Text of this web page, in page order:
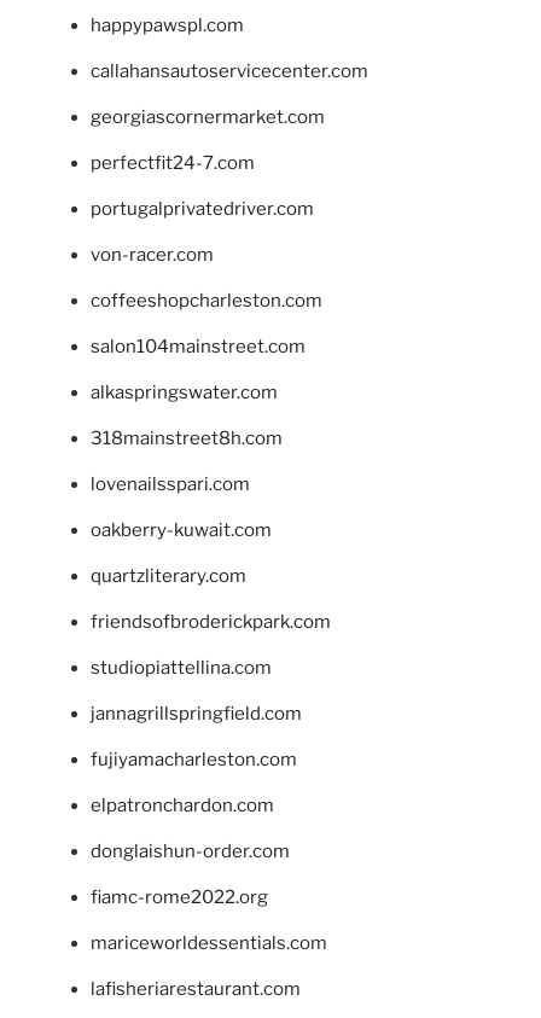
happypawspl.com
callahansautoservicecenter.com
georgiascornermarket.com
perfectfit24-7.com
portugalprivatedriver.com
von-racer.com
coffeeshopcharleston.com
salon104mainstreet.com
alkaspringswater.com
318mainstreet8h.com
lovenailsspari.com
oakberry-kuwait.com
quartzliterary.com
friendsofbroderickpark.com
studiopiattellina.com
jannagrillspringfield.com
fujiyamacharleston.com
elpatronchardon.com
donglaishun-order.com
fiamc-rome2022.org
mariceworldessentials.com
lafisheriarestaurant.com